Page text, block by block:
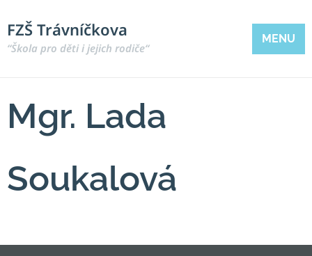
FZŠ Trávníčkova
“Škola pro děti i jejich rodiče“
MENU
Mgr. Lada
Soukalová